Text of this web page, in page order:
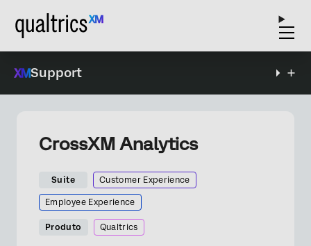
Support
CrossXM Analytics
Suite Customer Experience
Employee Experience
Produto Qualtrics